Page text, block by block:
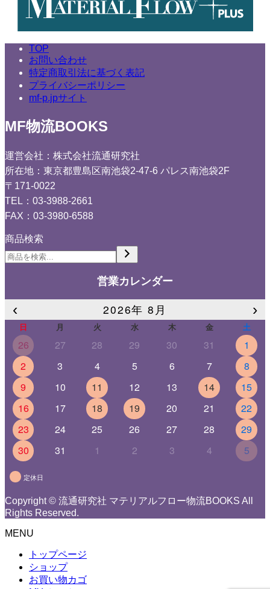
TOP
お問い合わせ
特定商取引法に基づく表記
プライバシーポリシー
mf-p.jpサイト
MF物流BOOKS
運営会社：株式会社流通研究社
所在地：東京都豊島区南池袋2-47-6 パレス南池袋2F
〒171-0022
TEL：03-3988-2661
FAX：03-3980-6588
商品検索
営業カレンダー
‹ 2026年 8月 ›
日 月 火 水 木 金 土
26 27 28 29 30 31
1
2
3 4 5 6 7
8
9
10 11 12 13 14
15
16
17 18 19 20 21
22
23
24 25 26 27 28
29
30
31 1 2 3 4 5
定休日
Copyright © 流通研究社 マテリアルフロー物流BOOKS All
Rights Reserved.
MENU
トップページ
ショップ
お買い物カゴ